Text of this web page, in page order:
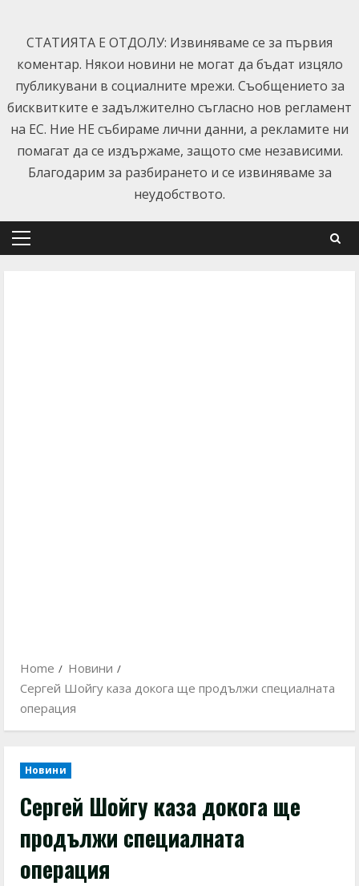
content
СТАТИЯТА Е ОТДОЛУ: Извиняваме се за първия
коментар. Някои новини не могат да бъдат изцяло
публикувани в социалните мрежи. Съобщението за
бисквитките е задължително съгласно нов регламент
на ЕС. Ние НЕ събираме лични данни, а рекламите ни
помагат да се издържаме, защото сме независими.
Благодарим за разбирането и се извиняваме за
неудобството.
Primary
Home
Новини
Сергей Шойгу каза докога ще продължи специалната
операция
Новини
Сергей Шойгу каза докога ще
продължи специалната
операция